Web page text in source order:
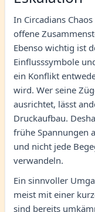
In Circadians
offene
Ebenso wichtig ist
Einflusssymbole
ein Konflikt
wird. Wer seine
ausrichtet, lässt
Druckaufbau.
frühe Spannungen
und nicht jede
verwandeln.
Ein sinnvoller
meist mit einer
sind bereits